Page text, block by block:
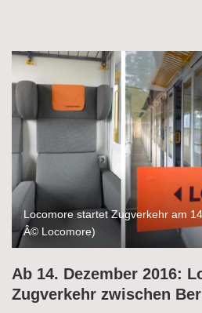
Locomore startet Zugverkehr am
Â© Locomore)
Ab 14. Dezember 2016:
Zugverkehr zwischen